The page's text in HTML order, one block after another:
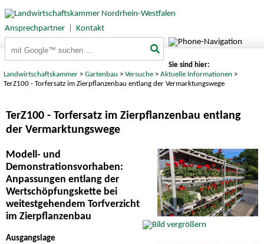
Ansprechpartner|
Kontakt
Sie sind hier:
Landwirtschaftskammer >Gartenbau >Versuche >Aktuelle Informationen >
TerZ100 - Torfersatz im Zierpflanzenbau entlang der Vermarktungswege
TerZ100 - Torfersatz im Zierpflanzenbau entlang
der Vermarktungswege
Modell- und
Demonstrationsvorhaben:
Anpassungen entlang der
Wertschöpfungskette bei
weitestgehendem Torfverzicht
im Zierpflanzenbau
Ausgangslage